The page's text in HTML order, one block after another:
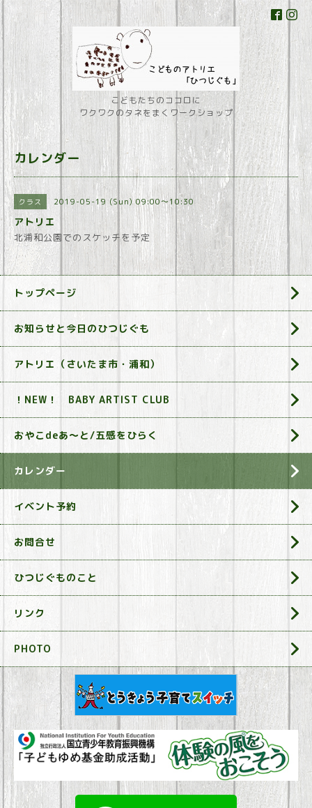
こどもたちのココロに
ワクワクのタネをまくワークショップ
カレンダー
クラス 2019-05-19 (Sun) 09:00～10:30
アトリエ
北浦和公園でのスケッチを予定
トップページ
お知らせと今日のひつじぐも
アトリエ（さいたま市・浦和）
！NEW！ BABY ARTIST CLUB
おやこdeあ～と/五感をひらく
カレンダー
イベント予約
お問合せ
ひつじぐものこと
リンク
PHOTO